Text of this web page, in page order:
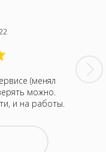
(менял
можно.
и на работы.
Была